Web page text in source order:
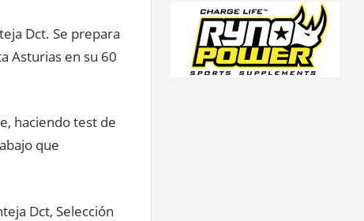
Dct. Se prepara
Asturias en su 60
haciendo test de
que
Dct, Selección